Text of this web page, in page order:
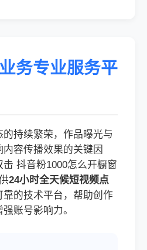
务专业服务平
的持续繁荣，作品曝光与
容传播效果的关键因
抖音粉1000怎么开橱窗
24小时全天候短视频点
靠的技术平台，帮助创作
账号影响力。